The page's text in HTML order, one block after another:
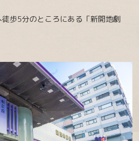
歩5分のところにある「新開地劇